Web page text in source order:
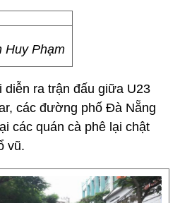
Huy Phạm
diễn ra trận đấu giữa U23
các đường phố Đà Nẵng
các quán cà phê lại chật
vũ.